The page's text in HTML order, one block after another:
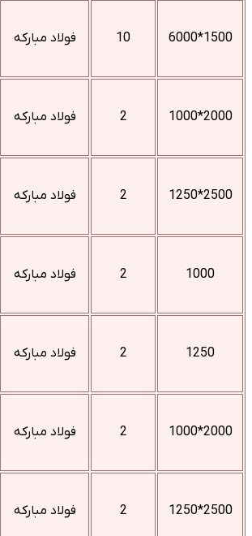
1500*6000
10 فولاد مبارکه
2000*1000
2 فولاد مبارکه
2500*1250
2 فولاد مبارکه
1000
2 فولاد مبارکه
1250
2 فولاد مبارکه
2000*1000
2 فولاد مبارکه
2500*1250
2 فولاد مبارکه